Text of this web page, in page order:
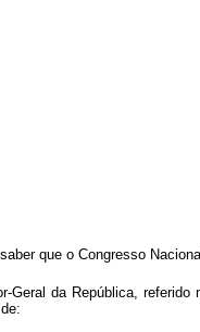
que o Congresso
Geral da República, referido